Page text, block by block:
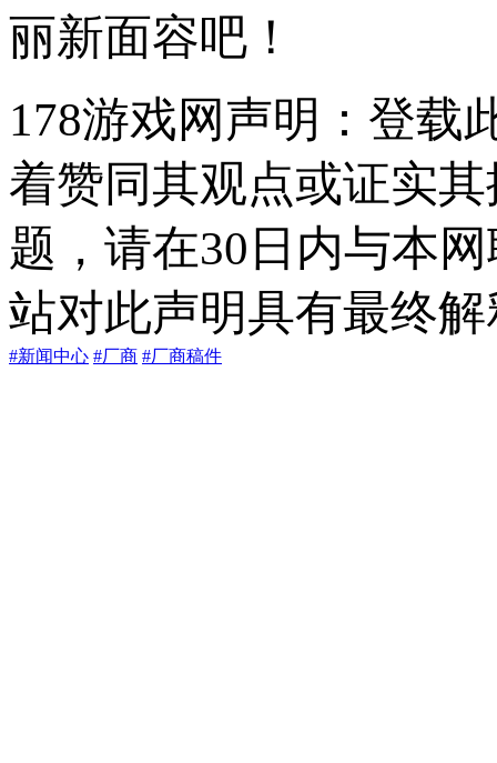
丽新面容吧！
178游戏网声明：登载
着赞同其观点或证实
题，请在30日内与本
站对此声明具有最终
#新闻中心 #厂商 #厂商稿件